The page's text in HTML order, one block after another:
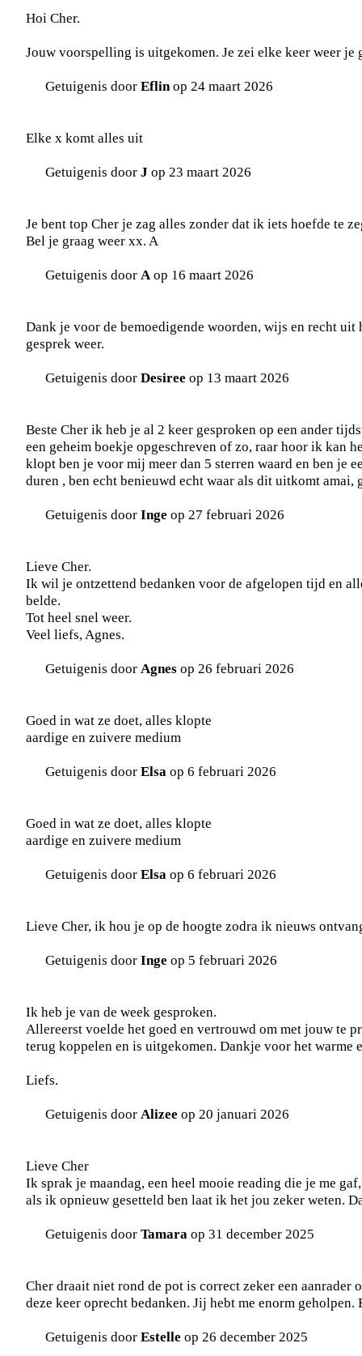
Hoi Cher.
Jouw voorspelling is uitgekomen. Je zei elke keer weer
Getuigenis door Eflinop 24 maart 2026
Elke x komt alles uit
Getuigenis door J op 23 maart 2026
Je bent top Cher je zag alles zonder dat ik iets hoefde te
Bel je graag weer xx. A
Getuigenis door Aop 16 maart 2026
Dank je voor de bemoedigende woorden, wijs en recht
gesprek weer.
Getuigenis door Desiree op 13 maart 2026
Beste Cher ik heb je al 2 keer gesproken op een ander
een geheim boekje opgeschreven of zo, raar hoor ik kan
klopt ben je voor mij meer dan 5 sterren waard en ben je
duren , ben echt benieuwd echt waar als dit uitkomt amai,
Getuigenis door Inge op 27 februari 2026
Lieve Cher.
Ik wil je ontzettend bedanken voor de afgelopen tijd en
belde.
Tot heel snel weer.
Veel liefs, Agnes.
Getuigenis door Agnes op 26 februari 2026
Goed in wat ze doet, alles klopte
aardige en zuivere medium
Getuigenis door Elsa op 6 februari 2026
Goed in wat ze doet, alles klopte
aardige en zuivere medium
Getuigenis door Elsa op 6 februari 2026
Lieve Cher, ik hou je op de hoogte zodra ik nieuws
Getuigenis door Inge op 5 februari 2026
Ik heb je van de week gesproken.
Allereerst voelde het goed en vertrouwd om met jouw te
terug koppelen en is uitgekomen. Dankje voor het warme
Liefs.
Getuigenis door Alizee op 20 januari 2026
Lieve Cher
Ik sprak je maandag, een heel mooie reading die je me
als ik opnieuw gesetteld ben laat ik het jou zeker weten.
Getuigenis door Tamara op 31 december 2025
Cher draait niet rond de pot is correct zeker een
deze keer oprecht bedanken. Jij hebt me enorm geholpen.
Getuigenis door Estelle op 26 december 2025